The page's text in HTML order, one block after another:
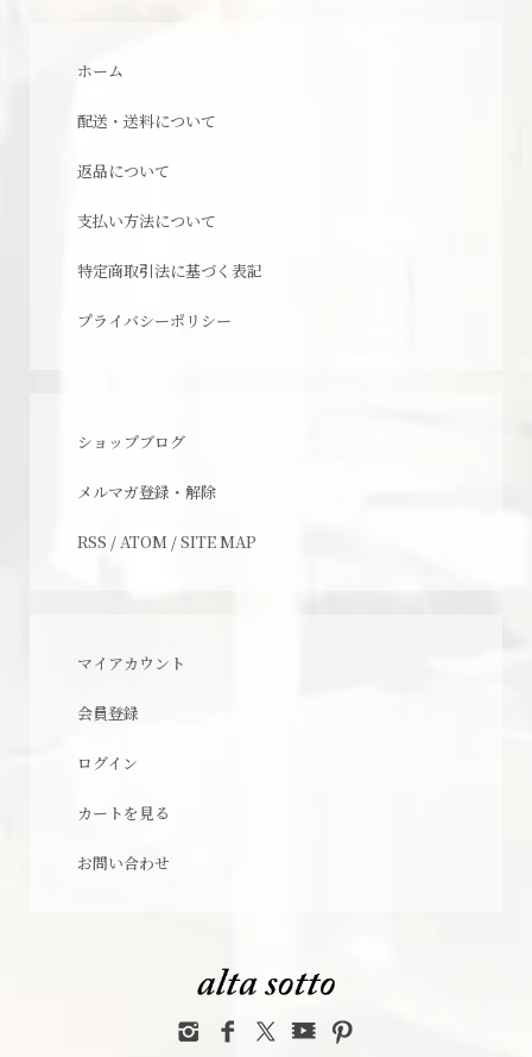
ホーム
配送・送料について
返品について
支払い方法について
特定商取引法に基づく表記
プライバシーポリシー
ショップブログ
メルマガ登録・解除
RSS / ATOM /SITE MAP
マイアカウント
会員登録
ログイン
カートを見る
お問い合わせ